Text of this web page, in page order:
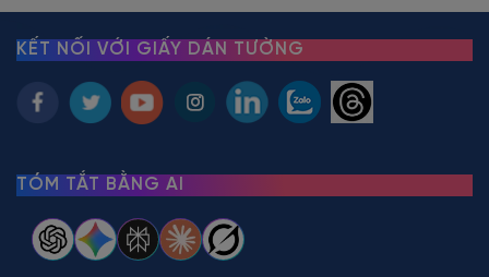
KẾT NỐI VỚI GIẤY DÁN TƯỜNG
TÓM TẮT BẰNG AI